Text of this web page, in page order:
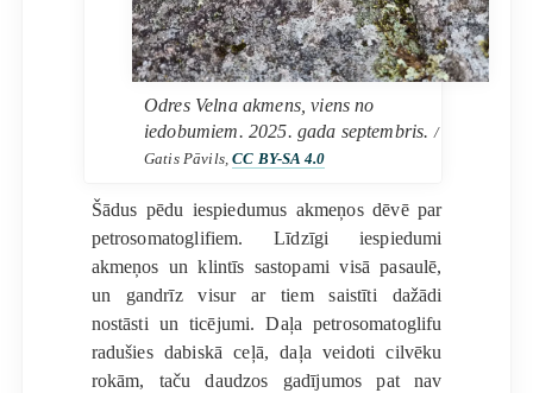
Odres Velna akmens, viens no
iedobumiem. 2025. gada septembris. /
Gatis Pāvils,CC BY-SA 4.0
Šādus pēdu iespiedumus akmeņos dēvē par
petrosomatoglifiem. Līdzīgi iespiedumi
akmeņos un klintīs sastopami visā pasaulē,
un gandrīz visur ar tiem saistīti dažādi
nostāsti un ticējumi. Daļa petrosomatoglifu
radušies dabiskā ceļā, daļa veidoti cilvēku
rokām, taču daudzos gadījumos pat nav